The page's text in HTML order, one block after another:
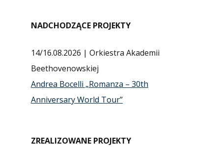
NADCHODZĄCE PROJEKTY
14/16.08.2026 | Orkiestra Akademii
Beethovenowskiej
Andrea Bocelli „Romanza – 30th
Anniversary World Tour”
ZREALIZOWANE PROJEKTY